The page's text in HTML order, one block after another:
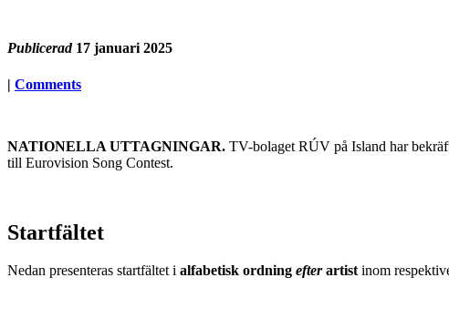
Publicerad 17 januari 2025
| Comments
NATIONELLA UTTAGNINGAR. TV-bolaget RÚV på Island har
till Eurovision Song Contest.
Startfältet
Nedan presenteras startfältet i alfabetisk ordning efterartistinom